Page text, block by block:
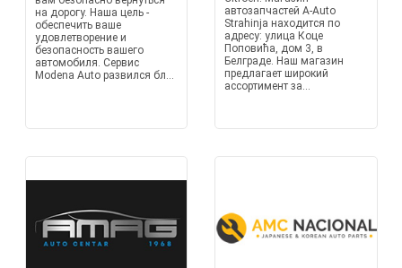
на дорогу. Наша цель -
обеспечить ваше
удовлетворение и
безопасность вашего
автомобиля. Сервис
Modena Auto развился бл...
автозапчастей A-Auto
Strahinja находится по
адресу: улица Коце
Поповића, дом 3, в
Белграде. Наш магазин
предлагает широкий
ассортимент за...